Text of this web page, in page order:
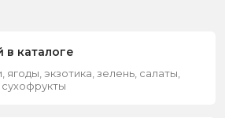
в каталоге
экзотика, зелень, салаты,